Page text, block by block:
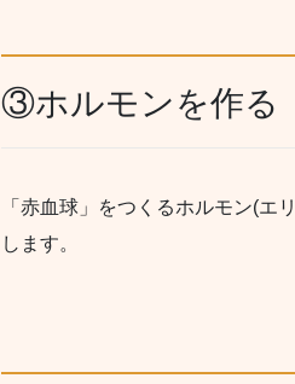
③ホルモンを作る
「赤血球」をつくるホルモン(エ
します。